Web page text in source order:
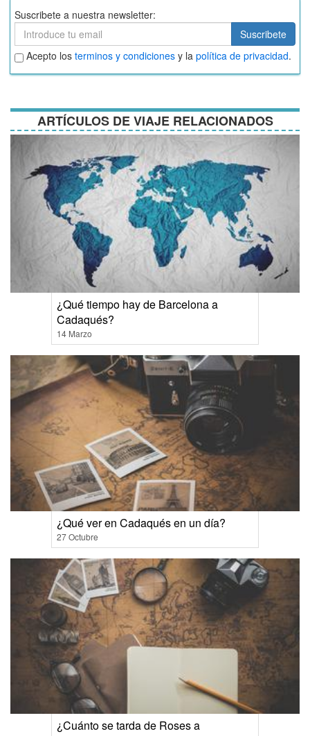
Suscribete a nuestra newsletter:
Suscribete
Suscribete
Aceptar
términos
y
Acepto los terminos y condiciones y la política de privacidad.
ARTÍCULOS DE VIAJE RELACIONADOS
¿Qué tiempo hay de Barcelona a
Cadaqués?
14 Marzo
¿Qué ver en Cadaqués en un día?
27 Octubre
¿Cuánto se tarda de Roses a